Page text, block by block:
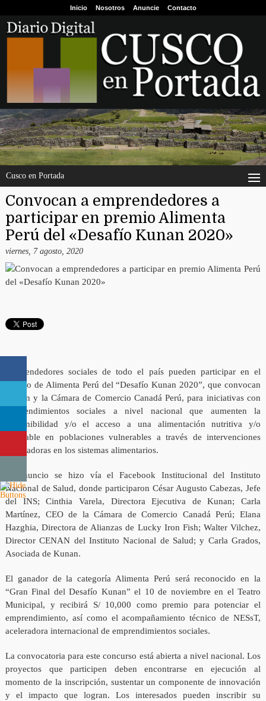
Inicio Nosotros Anuncie Contacto
Cusco en Portada
Convocan a emprendedores a
participar en premio Alimenta
Perú del «Desafío Kunan 2020»
viernes, 7 agosto, 2020
Emprendedores sociales de todo el país pueden participar en el
premio de Alimenta Perú del “Desafío Kunan 2020”, que convocan
Kunan y la Cámara de Comercio Canadá Perú, para iniciativas con
emprendimientos sociales a nivel nacional que aumenten la
disponibilidad y/o el acceso a una alimentación nutritiva y/o
saludable en poblaciones vulnerables a través de intervenciones
innovadoras en los sistemas alimentarios.
El anuncio se hizo vía el Facebook Institucional del Instituto
Nacional de Salud, donde participaron César Augusto Cabezas, Jefe
del INS; Cinthia Varela, Directora Ejecutiva de Kunan; Carla
Martínez, CEO de la Cámara de Comercio Canadá Perú; Elana
Hazghia, Directora de Alianzas de Lucky Iron Fish; Walter Vilchez,
Director CENAN del Instituto Nacional de Salud; y Carla Grados,
Asociada de Kunan.
El ganador de la categoría Alimenta Perú será reconocido en la
“Gran Final del Desafío Kunan” el 10 de noviembre en el Teatro
Municipal, y recibirá S/ 10,000 como premio para potenciar el
emprendimiento, así como el acompañamiento técnico de NESsT,
aceleradora internacional de emprendimientos sociales.
La convocatoria para este concurso está abierta a nivel nacional. Los
proyectos que participen deben encontrarse en ejecución al
momento de la inscripción, sustentar un componente de innovación
y el impacto que logran. Los interesados pueden inscribir su